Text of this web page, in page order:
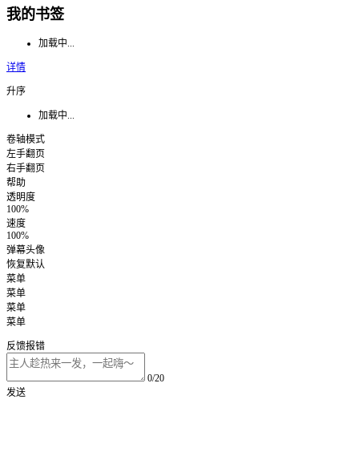
我的书签
加载中...
详情
升序
加载中...
卷轴模式
左手翻页
右手翻页
帮助
透明度
100%
速度
100%
弹幕头像
恢复默认
菜单
菜单
菜单
菜单
反馈报错
0/20
发送